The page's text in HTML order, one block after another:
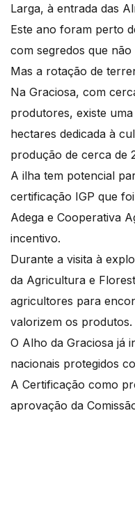
Larga, à entrada das
Este ano foram perto
com segredos que
Mas a rotação de
Na Graciosa, com
produtores, existe
hectares dedicada à
produção de cerca de
A ilha tem potencial
certificação IGP que
Adega e Cooperativa
incentivo.
Durante a visita à
da Agricultura e
agricultores para
valorizem os produtos.
O Alho da Graciosa já
nacionais protegidos
A Certificação como
aprovação da